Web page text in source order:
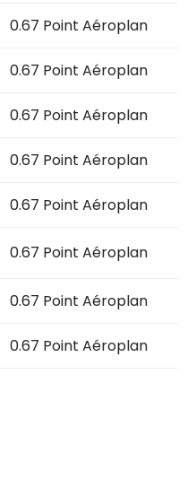
0.67 Point Aéroplan
0.67 Point Aéroplan
0.67 Point Aéroplan
0.67 Point Aéroplan
0.67 Point Aéroplan
0.67 Point Aéroplan
0.67 Point Aéroplan
0.67 Point Aéroplan